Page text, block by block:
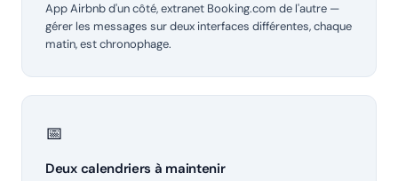
App Airbnb d'un côté, extranet Booking.com de l'autre —
gérer les messages sur deux interfaces différentes, chaque
matin, est chronophage.
📅
Deux calendriers à maintenir